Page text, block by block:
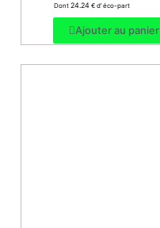
Dont 24.24 € d’ éco-part
Ajouter au panier